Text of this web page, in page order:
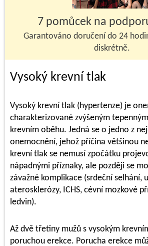
7 pomůcek na
Garantováno doručení do 24
diskrétně.
Vysoký krevní tlak
Vysoký krevní tlak (hypertenze) je
charakterizované zvýšeným
krevním oběhu. Jedná se o jedno z
onemocnění, jehož příčina většinou
krevní tlak se nemusí zpočátku
nápadnými příznaky, ale později se
závažné komplikace (srdeční selhání,
aterosklerózy, ICHS, cévní mozkové
ledvin).
Až dvě třetiny mužů s vysokým
poruchou erekce. Porucha erekce